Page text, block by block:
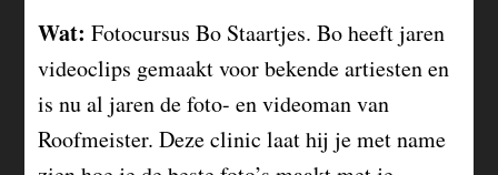
Wat: Fotocursus Bo Staartjes. Bo heeft jaren
videoclips gemaakt voor bekende artiesten en
is nu al jaren de foto- en videoman van
Roofmeister. Deze clinic laat hij je met name